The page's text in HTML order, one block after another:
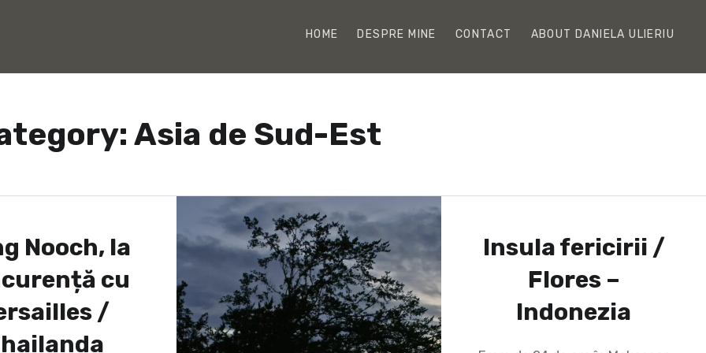
HOME DESPRE MINE CONTACT ABOUT DANIELA ULIERIU
Asia de Sud-Est
Nooch, la
cu
/
Insula fericirii /
Flores –
Indonezia